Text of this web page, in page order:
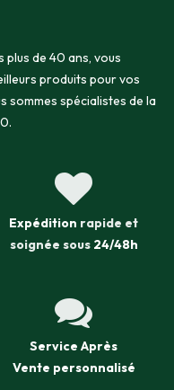
plus de 40 ans, vous
produits pour vos
sommes spécialistes de la
Expédition rapide et
soignée sous 24/48h
Service Après
Vente personnalisé